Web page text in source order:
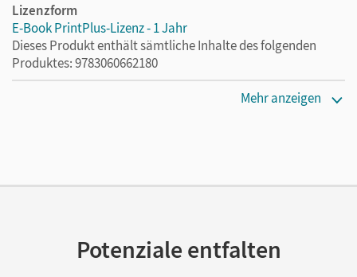
Lizenzform
E-Book PrintPlus-Lizenz - 1 Jahr
Dieses Produkt enthält sämtliche Inhalte des folgenden
Produktes: 9783060662180
ein Jahr lang ergänzend zum Print-Titel nutzen möchten.
Mehr anzeigen
Potenziale entfalten